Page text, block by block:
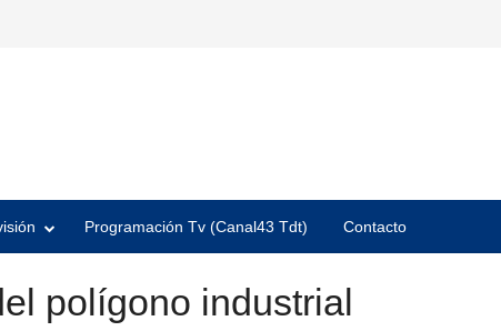
Programación Tv (Canal43 Tdt) Contacto
polígono industrial